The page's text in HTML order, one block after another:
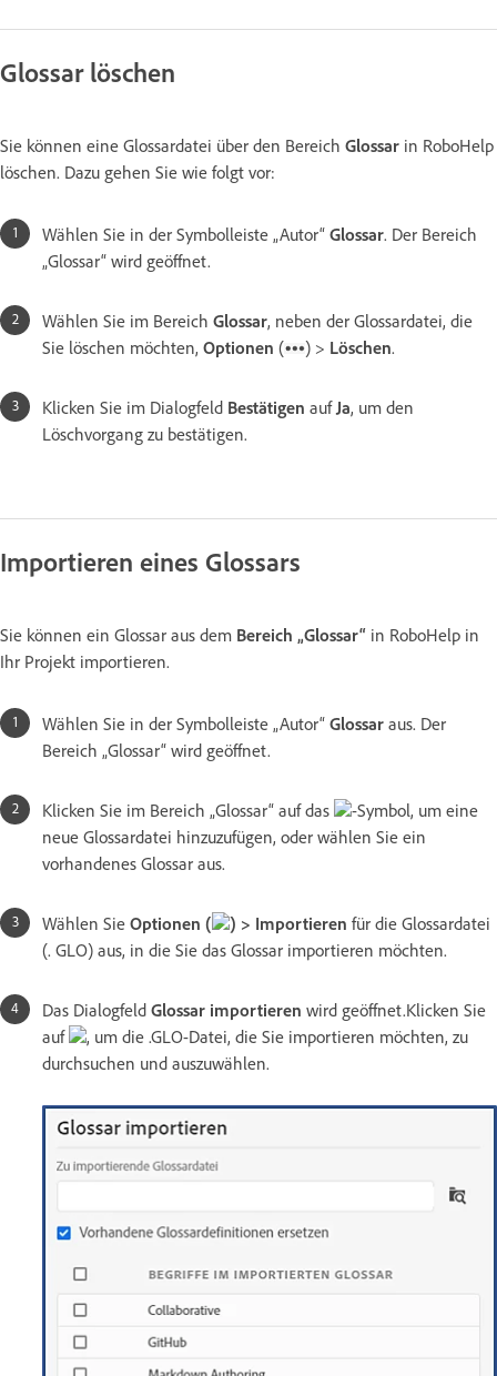
Glossar löschen
Sie können eine Glossardatei über den Bereich Glossar in RoboHelp
löschen. Dazu gehen Sie wie folgt vor:
Wählen Sie in der Symbolleiste „Autor“ Glossar. Der Bereich
„Glossar“ wird geöffnet.
Wählen Sie im Bereich Glossar, neben der Glossardatei, die
Sie löschen möchten, Optionen ( ) > Löschen.
Klicken Sie im Dialogfeld Bestätigen auf Ja, um den
Löschvorgang zu bestätigen.
Importieren eines Glossars
Sie können ein Glossar aus dem Bereich „Glossar“ in RoboHelp in
Ihr Projekt importieren.
Wählen Sie in der Symbolleiste „Autor“ Glossar aus. Der
Bereich „Glossar“ wird geöffnet.
Klicken Sie im Bereich „Glossar“ auf das
-Symbol, um eine
neue Glossardatei hinzuzufügen, oder wählen Sie ein
vorhandenes Glossar aus.
Wählen Sie Optionen ( ) > Importieren für die Glossardatei
(. GLO) aus, in die Sie das Glossar importieren möchten.
Das Dialogfeld Glossar importieren wird geöffnet.Klicken Sie
auf
, um die .GLO-Datei, die Sie importieren möchten, zu
durchsuchen und auszuwählen.